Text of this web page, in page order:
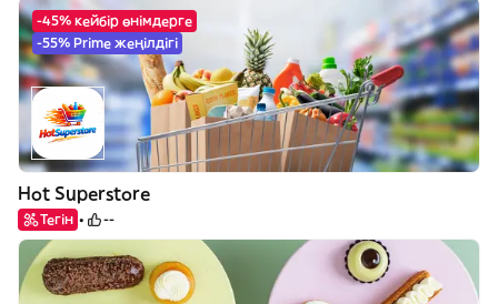
-45% кейбір өнімдерге
-55% Prime жеңілдігі
Hot Superstore
Тегін --